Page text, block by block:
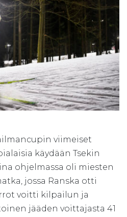
viimeiset
käydään Tsekin
ohjelmassa oli miesten
jossa Ranska otti
voitti kilpailun ja
jääden voittajasta 41